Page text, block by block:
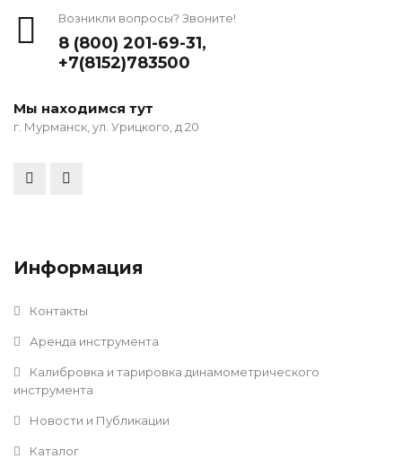
Возникли вопросы? Звоните!
8 (800) 201-69-31,
+7(8152)783500
Мы находимся тут
г. Мурманск, ул. Урицкого, д 20
Информация
Контакты
Аренда инструмента
Калибровка и тарировка динамометрического
инструмента
Новости и Публикации
Каталог